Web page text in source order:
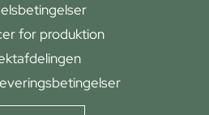
for produktion